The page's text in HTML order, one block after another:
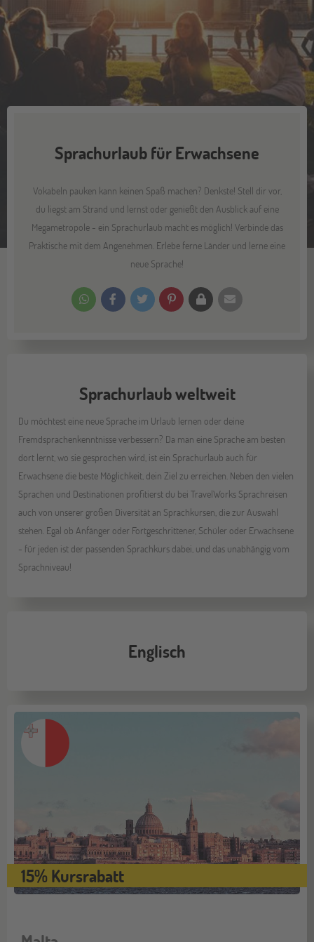
Sprachurlaub für Erwachsene
Vokabeln pauken kann keinen Spaß machen? Denkste! Stell dir vor,
du liegst am Strand und lernst oder genießt den Ausblick auf eine
Megametropole - ein Sprachurlaub macht es möglich! Verbinde das
Praktische mit dem Angenehmen. Erlebe ferne Länder und lerne eine
neue Sprache!
Sprachurlaub weltweit
Du möchtest eine neue Sprache im Urlaub lernen oder deine
Fremdsprachenkenntnisse verbessern? Da man eine Sprache am besten
dort lernt, wo sie gesprochen wird, ist ein Sprachurlaub auch für
Erwachsene die beste Möglichkeit, dein Ziel zu erreichen. Neben den vielen
Sprachen und Destinationen profitierst du bei TravelWorks Sprachreisen
auch von unserer großen Diversität an Sprachkursen, die zur Auswahl
stehen. Egal ob Anfänger oder Fortgeschrittener, Schüler oder Erwachsene
- für jeden ist der passenden Sprachkurs dabei, und das unabhängig vom
Sprachniveau!
Englisch
15% Kursrabatt